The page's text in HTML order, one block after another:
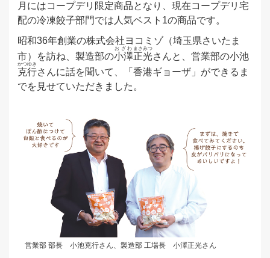
月にはコープデリ限定商品となり、現在コープデリ宅
配の冷凍餃子部門では人気ベスト1の商品です。
昭和36年創業の株式会社ヨコミゾ（埼玉県さいたま
市）を訪ね、製造部の小澤
おざわ
正光
まさみつ
さんと、営業部の小池
克行
かつゆき
さんに話を聞いて、「香港ギョーザ」ができるま
でを見せていただきました。
営業部 部長 小池克行さん、製造部 工場長 小澤正光さん